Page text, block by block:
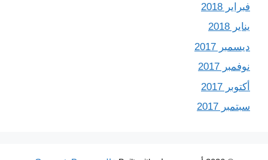
فبراير 2018
يناير 2018
ديسمبر 2017
نوفمبر 2017
أكتوبر 2017
سبتمبر 2017